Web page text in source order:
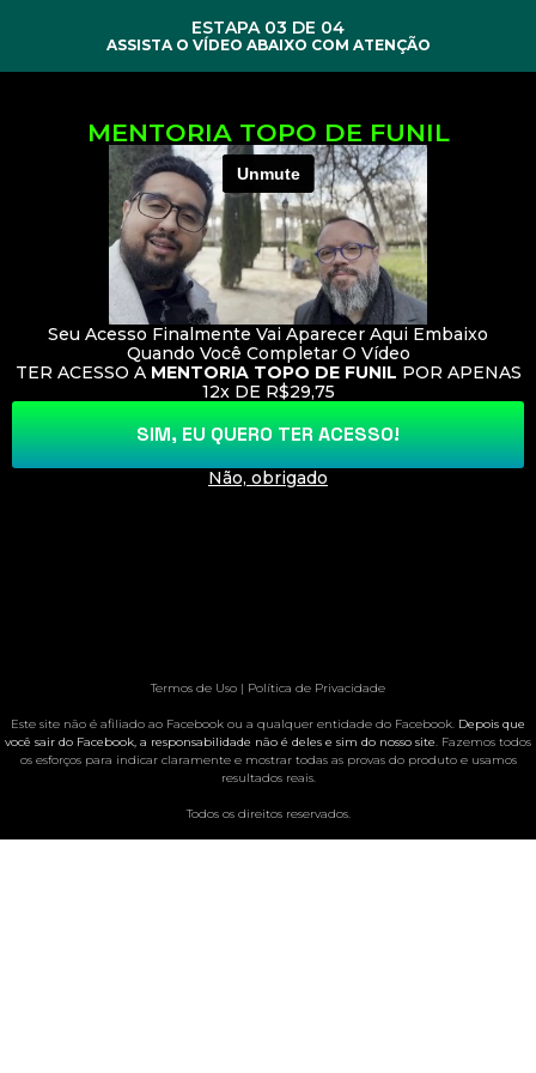
ESTAPA 03 DE 04
ASSISTA O VÍDEO ABAIXO COM ATENÇÃO
MENTORIA TOPO DE FUNIL
Seu Acesso Finalmente Vai Aparecer Aqui Embaixo
Quando Você Completar O Vídeo
TER ACESSO A MENTORIA TOPO DE FUNIL POR APENAS
12x DE R$29,75
SIM, EU QUERO TER ACESSO!
Não, obrigado
Termos de Uso | Política de Privacidade
Este site não é afiliado ao Facebook ou a qualquer entidade do Facebook. Depois que
você sair do Facebook, a responsabilidade não é deles e sim do nosso site. Fazemos todos
os esforços para indicar claramente e mostrar todas as provas do produto e usamos
resultados reais.
Todos os direitos reservados.